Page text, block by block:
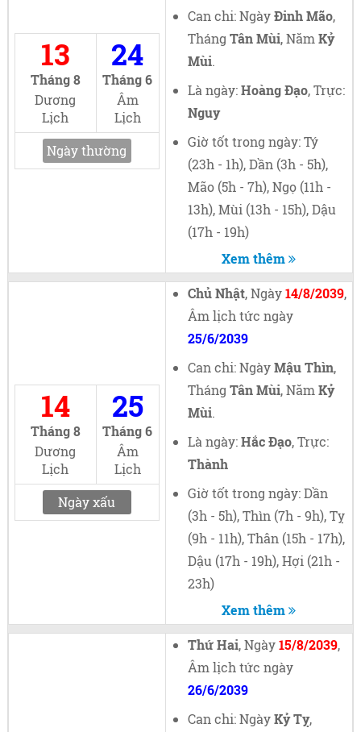
13
Tháng 8
Dương
Lịch
24
Tháng 6
Âm
Lịch
Ngày thường
Can chi: NgàyĐinh Mão,
Tháng Tân Mùi, Năm Kỷ
Mùi.
Là ngày:Hoàng Đạo, Trực:
Nguy
Giờ tốt trong ngày: Tý
(23h - 1h), Dần (3h - 5h),
Mão (5h - 7h), Ngọ (11h -
13h), Mùi (13h - 15h), Dậu
(17h - 19h)
Xem thêm
14
Tháng 8
Dương
Lịch
25
Tháng 6
Âm
Lịch
Ngày xấu
Chủ Nhật, Ngày14/8/2039,
Âm lịch tức ngày
25/6/2039
Can chi: NgàyMậu Thìn,
Tháng Tân Mùi, Năm Kỷ
Mùi.
Là ngày:Hắc Đạo, Trực:
Thành
Giờ tốt trong ngày: Dần
(3h - 5h), Thìn (7h - 9h), Tỵ
(9h - 11h), Thân (15h - 17h),
Dậu (17h - 19h), Hợi (21h -
23h)
Xem thêm
Thứ Hai, Ngày15/8/2039,
Âm lịch tức ngày
26/6/2039
Can chi: NgàyKỷ Tỵ,